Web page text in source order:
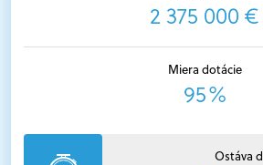
2 375 000 €
Miera dotácie
95%
Ostáva